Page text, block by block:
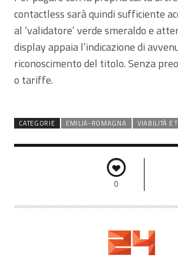
contactless sarà quindi sufficiente
al ‘validatore’ verde smeraldo e
display appaia l’indicazione di
riconoscimento del titolo. Senza
o tariffe.
CATEGORIE EMILIA-ROMAGNA VIABILITÀ E
0